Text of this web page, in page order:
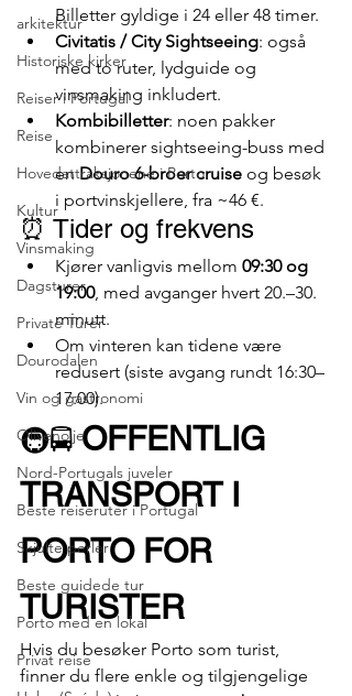
arkitektur
Historiske kirker
Reiser i Portugal
Reise
Hovedattraksjonene i Porto
Kultur
Vinsmaking
Dagsturer
Private Turer
Dourodalen
Vin og gastronomi
Olivenolje
Nord-Portugals juveler
Beste reiseruter i Portugal
Skjulte perler
Beste guidede tur
Porto med en lokal
Privat reise
Billetter gyldige i 24 eller 48 timer.
Civitatis / City Sightseeing: også
med to ruter, lydguide og
vinsmaking inkludert.
Kombibilletter: noen pakker
kombinerer sightseeing-buss med
en Douro 6-broer cruise og besøk
i portvinskjellere, fra ~46 €.
⏰ Tider og frekvens
Kjører vanligvis mellom 09:30 og
19:00, med avganger hvert 20.–30.
minutt.
Om vinteren kan tidene være
redusert (siste avgang rundt 16:30–
17:00).
🚇🚍 OFFENTLIG
TRANSPORT I
PORTO FOR
TURISTER
Hvis du besøker Porto som turist,
finner du flere enkle og tilgjengelige